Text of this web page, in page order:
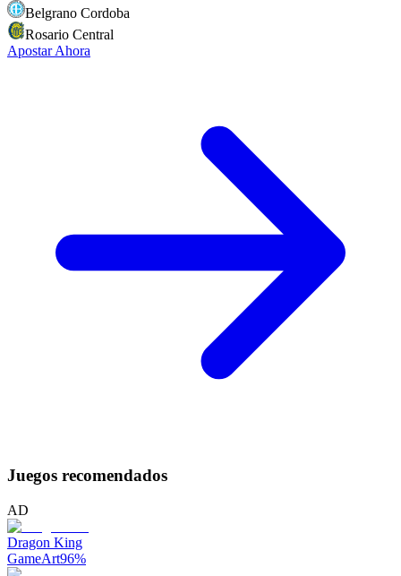
Belgrano Cordoba
Rosario Central
Apostar Ahora
Juegos recomendados
AD
Dragon King
GameArt96%